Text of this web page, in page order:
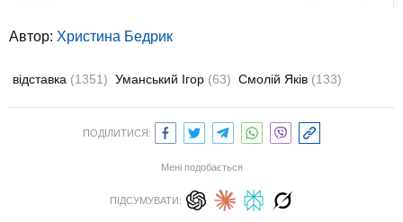
Автор: Христина Бедрик
відставка (1351) Уманський Ігор (63) Смолій Яків (133)
ПОДІЛИТИСЯ:
Мені подобається
ПІДСУМУВАТИ: